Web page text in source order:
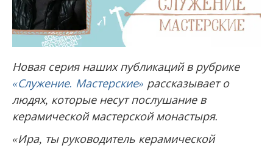
Новая серия наших публикаций в рубрике
«Служение. Мастерские» рассказывает о
людях, которые несут послушание в
керамической мастерской монастыря.
«Ира, ты руководитель керамической